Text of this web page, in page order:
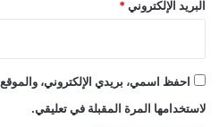
البريد الإلكتروني *
احفظ اسمي، بريدي الإلكتروني،
لاستخدامها المرة المقبلة في تعليقي.